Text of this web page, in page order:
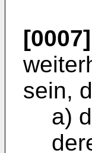
[0007]
sein,
a)